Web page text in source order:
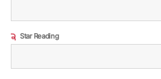
Star Reading